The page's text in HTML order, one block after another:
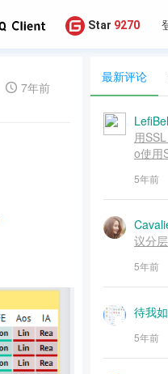
Star 9270
7年前
最新评论
用
o使用
5年前
议分
5年前
待我
5年前